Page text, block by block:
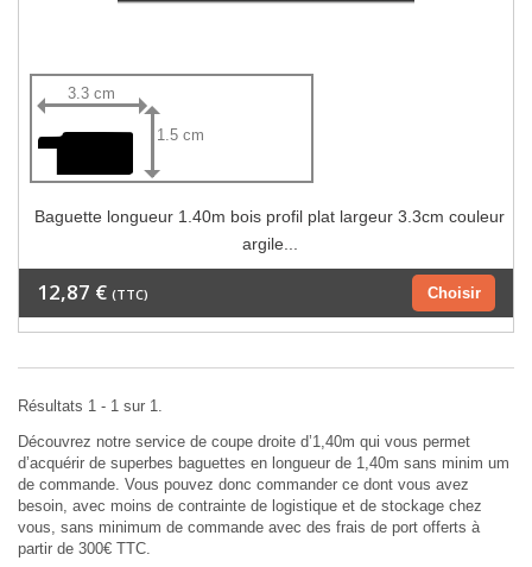
3.3 cm
1.5 cm
Baguette longueur 1.40m bois profil plat largeur 3.3cm couleur
argile...
Choisir
12,87 € (TTC)
Résultats 1 - 1 sur 1.
Découvrez notre service de coupe droite d’1,40m qui vous permet
d’acquérir de superbes baguettes en longueur de 1,40m sans minim um
de commande. Vous pouvez donc commander ce dont vous avez
besoin, avec moins de contrainte de logistique et de stockage chez
vous, sans minimum de commande avec des frais de port offerts à
partir de 300€ TTC.